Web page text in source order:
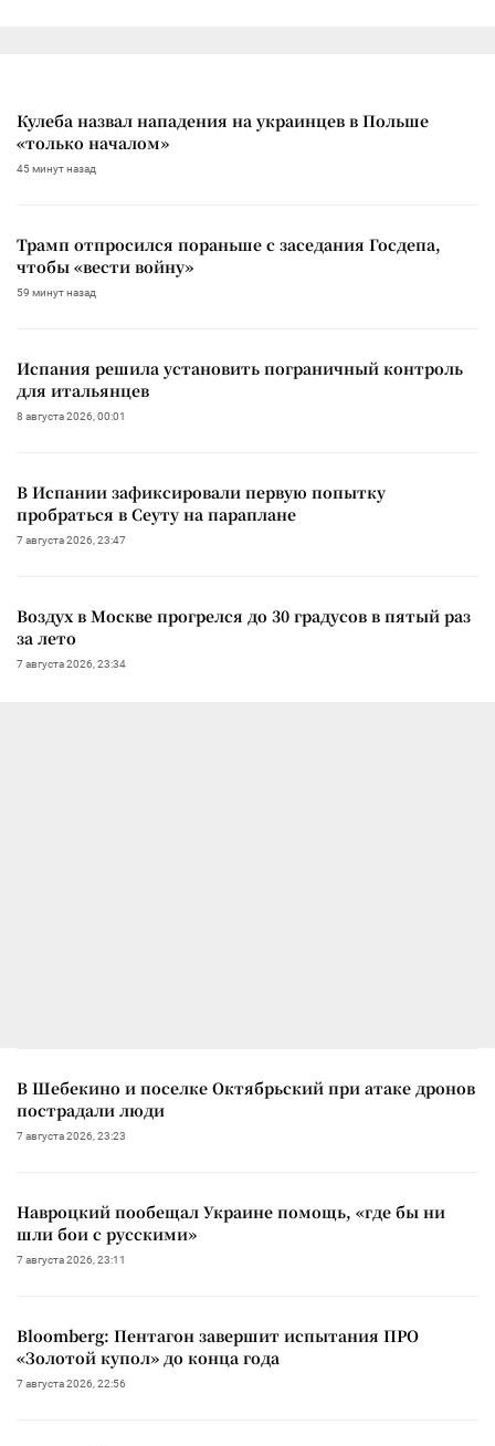
Кулеба назвал нападения на украинцев в Польше
«только началом»
45 минут назад
Трамп отпросился пораньше с заседания Госдепа,
чтобы «вести войну»
59 минут назад
Испания решила установить пограничный контроль
для итальянцев
8 августа 2026, 00:01
В Испании зафиксировали первую попытку
пробраться в Сеуту на параплане
7 августа 2026, 23:47
Воздух в Москве прогрелся до 30 градусов в пятый раз
за лето
7 августа 2026, 23:34
В Шебекино и поселке Октябрьский при атаке дронов
пострадали люди
7 августа 2026, 23:23
Навроцкий пообещал Украине помощь, «где бы ни
шли бои с русскими»
7 августа 2026, 23:11
Bloomberg: Пентагон завершит испытания ПРО
«Золотой купол» до конца года
7 августа 2026, 22:56